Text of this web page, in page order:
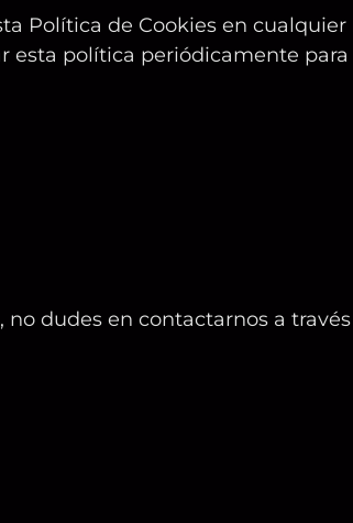
Política de Cookies en
esta política periódicamente
dudes en contactarnos a